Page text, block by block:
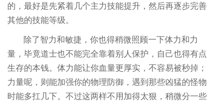
的，最好是先紧着几个主力技能提升，然后再逐步完善
其他的技能等级。
除了智力和敏捷，你也得稍微照顾一下体力和力
量，毕竟道士也不能完全靠着别人保护，自己也得有点
生存的本钱。体力能让你血量更厚实，不容易被秒掉；
力量呢，则能加强你的物理防御，遇到那些凶猛的怪物
时能多扛几下。不过这两样不用加得太狠，稍微分一些